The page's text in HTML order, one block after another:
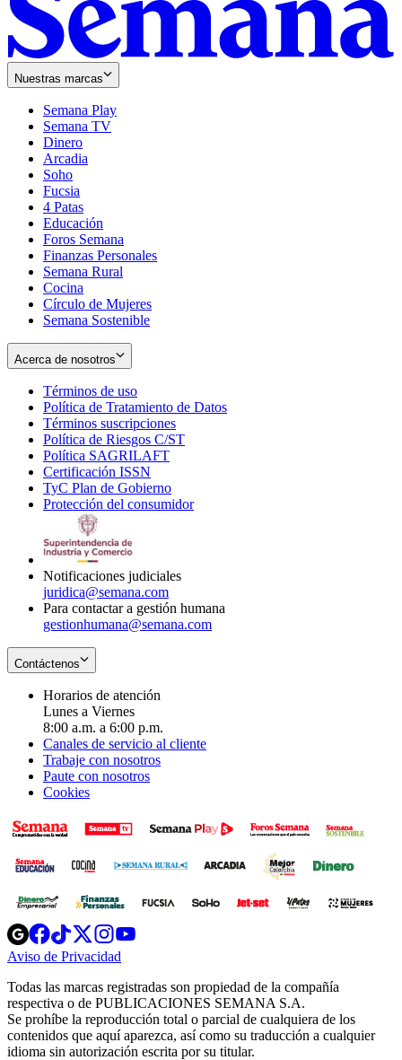
Nuestras marcas
Semana Play
Semana TV
Dinero
Arcadia
Soho
in
new
window
Fucsia
in
new
window
4 Patas
Educación
Foros Semana
Finanzas Personales
Semana Rural
Cocina
Círculo de Mujeres
Semana Sostenible
Acerca de nosotros
Términos de uso
in
new
window
Política de Tratamiento de Datos
Términos suscripciones
in
Política de Riesgos C/ST
Política SAGRILAFT
new
window
Certificación ISSN
in
new
TyC Plan de Gobierno
in
Protección del consumidorOpens
Notificaciones judiciales
juridica@semana.com
Para contactar a gestión humana
gestionhumana@semana.com
Contáctenos
Horarios de atención
Lunes a Viernes
8:00 a.m. a 6:00 p.m.
Canales de servicio al cliente
Trabaje con nosotros
Paute con nosotros
Cookies
Opens
in
new
Opens
in
new
Opens
in
new
window
Opens
new
windowwindow
Aviso de Privacidad
new
window
Todas las marcas registradas son propiedad de la compañía
respectiva o de PUBLICACIONES SEMANA S.A.
Se prohíbe la reproducción total o parcial de cualquiera de los
contenidos que aquí aparezca, así como su traducción a cualquier
idioma sin autorización escrita por su titular.